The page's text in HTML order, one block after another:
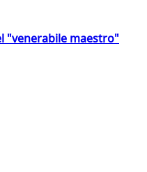
"venerabile maestro"